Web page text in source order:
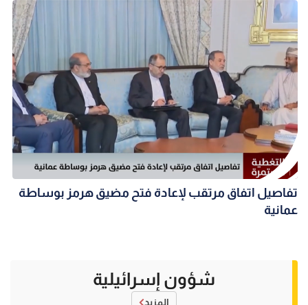
تفاصيل اتفاق مرتقب لإعادة فتح مضيق هرمز بوساطة
عمانية
شؤون إسرائيلية
المزيد